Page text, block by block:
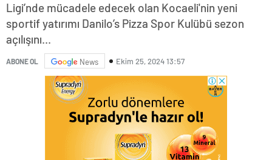
Ligi’nde mücadele edecek olan Kocaeli'nin yeni
sportif yatırımı Danilo’s Pizza Spor Kulübü sezon
açılışını...
ABONE OL News Ekim 25, 2024 13:57